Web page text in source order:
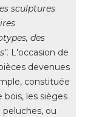
sculptures
des
L'occasion de
devenues
constituée
les sièges
ou